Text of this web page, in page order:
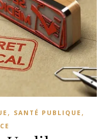
, SANTÉ PUBLIQUE ,